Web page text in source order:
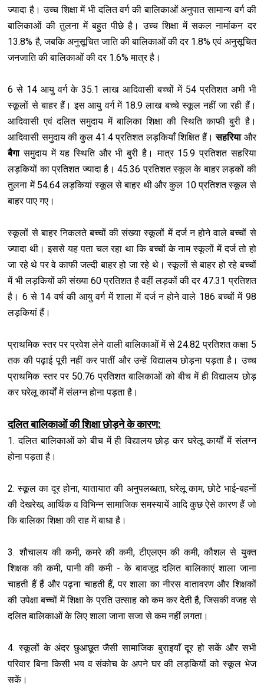
ज्यादा है। उच्च शिक्षा में भी दलित वर्ग की बालिकाओं अनुपात सामान्य वर्ग की
बालिकाओं की तुलना में बहुत पीछे है। उच्च शिक्षा में सकल नामांकन दर
13.8% है, जबकि अनुसूचित जाति की बालिकाओं की दर 1.8% एवं अनुसूचित
जनजाति की बालिकाओं की दर 1.6% मात्र है।
6 से 14 आयु वर्ग के 35.1 लाख आदिवासी बच्चों में 54 प्रतिशत अभी भी
स्कूलों से बाहर हैं। इस आयु वर्ग में 18.9 लाख बच्चे स्कूल नहीं जा रही हैं।
आदिवासी एवं दलित समुदाय में बालिका शिक्षा की स्थिति काफी बुरी है।
आदिवासी समुदाय की कुल 41.4 प्रतिशत लड़कियाँ शिक्षित हैं।सहरियाऔर
बैगासमुदाय में यह स्थिति और भी बुरी है। मात्र 15.9 प्रतिशत सहरिया
लड़कियों का प्रतिशत ज्यादा है। 45.36 प्रतिशत स्कूल के बाहर लड़कों की
तुलना में 54.64 लड़कियां स्कूल से बाहर थी और कुल 10 प्रतिशत स्कूल से
बाहर पाए गए।
स्कूलों से बाहर निकलते बच्चों की संख्या स्कूलों में दर्ज न होने वाले बच्चों से
ज्यादा थी। इससे यह पता चल रहा था कि बच्चों के नाम स्कूलों में दर्ज तो हो
जा रहे थे पर वे काफी जल्दी बाहर हो जा रहे थे। स्कूलों से बाहर हो रहे बच्चों
में भी लड़कियों की संख्या 60 प्रतिशत है वहीं लड़कों की दर 47.31 प्रतिशत
है। 6 से 14 वर्ष की आयु वर्ग में शाला में दर्ज न होने वाले 186 बच्चों में 98
लड़कियां हैं।
प्राथमिक स्तर पर प्रवेश लेने वाली बालिकाओं में से 24.82 प्रतिशत कक्षा 5
तक की पढ़ाई पूरी नहीं कर पातीं और उन्हें विद्यालय छोड़ना पड़ता है। उच्च
प्राथमिक स्तर पर 50.76 प्रतिशत बालिकाओं को बीच में ही विद्यालय छोड़
कर घरेलू कार्यों में संलग्न होना पड़ता है।
दलित बालिकाओं की शिक्षा छोड़ने के कारण:
1. दलित बालिकाओं को बीच में ही विद्यालय छोड़ कर घरेलू कार्यों में संलग्न
होना पड़ता है।
2. स्कूल का दूर होना, यातायात की अनुपलब्धता, घरेलू काम, छोटे भाई-बहनों
की देखरेख, आर्थिक व विभिन्न सामाजिक समस्यायें आदि कुछ ऐसे कारण हैं जो
कि बालिका शिक्षा की राह में बाधा है।
3. शौचालय की कमी, कमरे की कमी, टीएलएम की कमी, कौशल से युक्त
शिक्षक की कमी, पानी की कमी - के बावजूद दलित बालिकाएं शाला जाना
चाहती हैं हैं और पढ़ना चाहती हैं, पर शाला का नीरस वातावरण और शिक्षकों
की उपेक्षा बच्चों में शिक्षा के प्रति उत्साह को कम कर देती है, जिसकी वजह से
दलित बालिकाओं के लिए शाला जाना सजा से कम नहीं लगता।
4. स्कूलों के अंदर छुआछूत जैसी सामाजिक बुराइयाँ दूर हो सकें और सभी
परिवार बिना किसी भय व संकोच के अपने घर की लड़कियों को स्कूल भेज
सकें।